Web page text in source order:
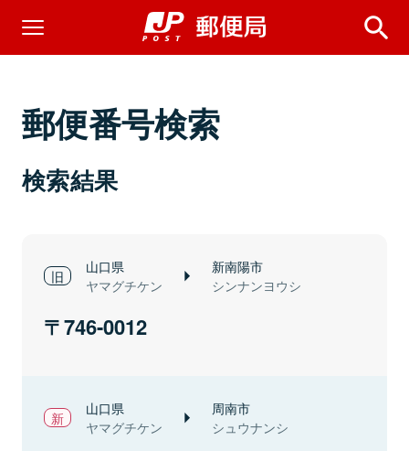
郵便番号検索
検索結果
山口県
ヤマグチケン
新南陽市
シンナンヨウシ
746-0012
山口県
ヤマグチケン
周南市
シュウナンシ